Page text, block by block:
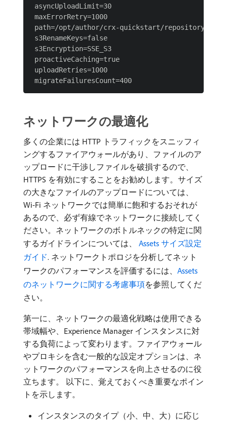
asyncUploadLimit=30
maxErrorRetry=1000
path=/opt/author/crx-quickstart/repository/
s3RenameKeys=false
s3Encryption=SSE_S3
proactiveCaching=true
uploadRetries=1000
ネットワークの最適化
多くの企業には HTTP トラフィックをスニッフィ
ングするファイアウォールがあり、ファイルのア
ップロードに干渉しファイルを破損するので、
HTTPS を有効にすることをお勧めします。サイズ
の大きなファイルのアップロードについては、
Wi-Fi ネットワークでは簡単に飽和するおそれが
あるので、必ず有線でネットワークに接続してく
ださい。ネットワークのボトルネックの特定に関
するガイドラインについては、 Assets サイズ設定
ガイド. ネットワークトポロジを分析してネット
ワークのパフォーマンスを評価するには、 Assets
のネットワークに関する考慮事項を参照してくだ
さい。
第一に、ネットワークの最適化戦略は使用できる
帯域幅や、Experience Manager インスタンスに対
する負荷によって変わります。ファイアウォール
やプロキシを含む一般的な設定オプションは、ネ
ットワークのパフォーマンスを向上させるのに役
立ちます。 以下に、覚えておくべき重要なポイン
トを示します。
インスタンスのタイプ（小、中、大）に応じ